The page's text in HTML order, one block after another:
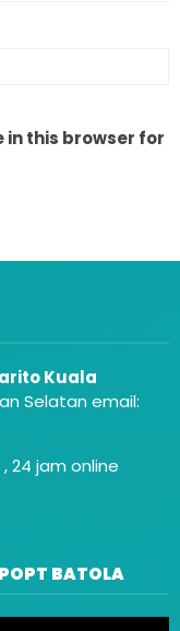
in this browser for
Kuala
Selatan email:
24 jam online
BATOLA